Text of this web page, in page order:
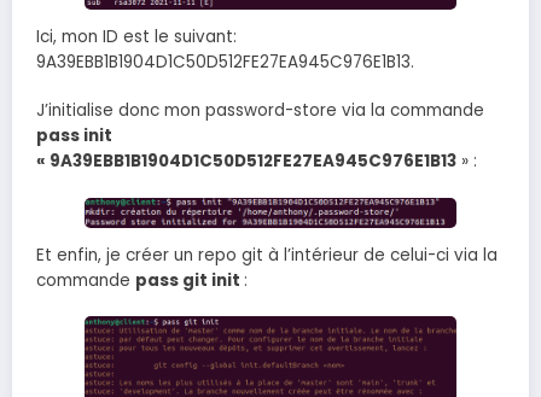
Ici, mon ID est le suivant:
9A39EBB1B1904D1C50D512FE27EA945C976E1B13.
J’initialise donc mon password-store via la commande
pass init
« 9A39EBB1B1904D1C50D512FE27EA945C976E1B13 » :
Et enfin, je créer un repo git à l’intérieur de celui-ci via la
commande pass git init :